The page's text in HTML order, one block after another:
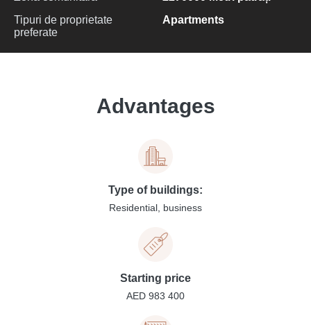
Tipuri de proprietate
preferate
Apartments
Advantages
Type of buildings:
Residential, business
Starting price
AED 983 400